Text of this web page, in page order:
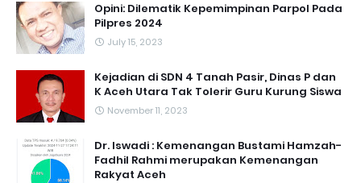
Opini: Dilematik Kepemimpinan Parpol Pada
Pilpres 2024
July 15, 2023
Kejadian di SDN 4 Tanah Pasir, Dinas P dan
K Aceh Utara Tak Tolerir Guru Kurung Siswa
November 11, 2023
Dr. Iswadi : Kemenangan Bustami Hamzah-
Fadhil Rahmi merupakan Kemenangan
Rakyat Aceh